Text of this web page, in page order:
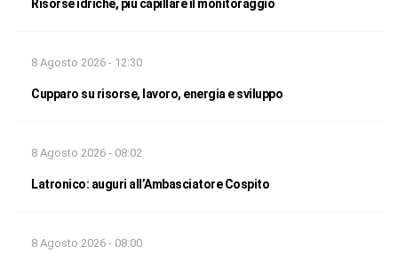
Risorse idriche, più capillare il monitoraggio
8 Agosto 2026 - 12:30
Cupparo su risorse, lavoro, energia e sviluppo
8 Agosto 2026 - 08:02
Latronico: auguri all’Ambasciatore Cospito
8 Agosto 2026 - 08:00